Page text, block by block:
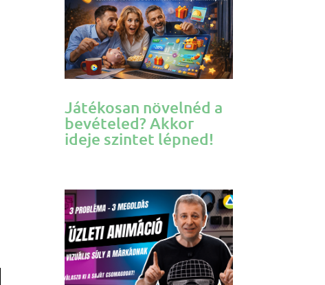
Játékosan növelnéd a
bevételed? Akkor
ideje szintet lépned!